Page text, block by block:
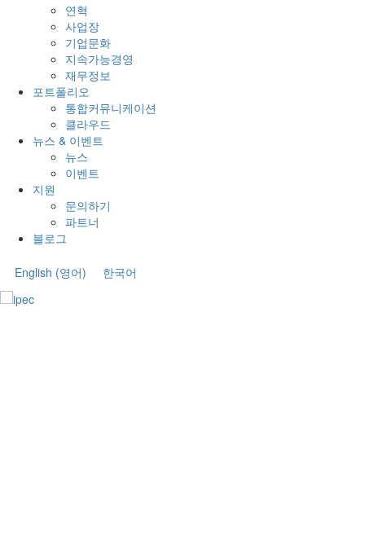
연혁
사업장
기업문화
지속가능경영
재무정보
포트폴리오
통합커뮤니케이션
클라우드
뉴스 & 이벤트
뉴스
이벤트
지원
문의하기
파트너
블로그
English (영어) 한국어